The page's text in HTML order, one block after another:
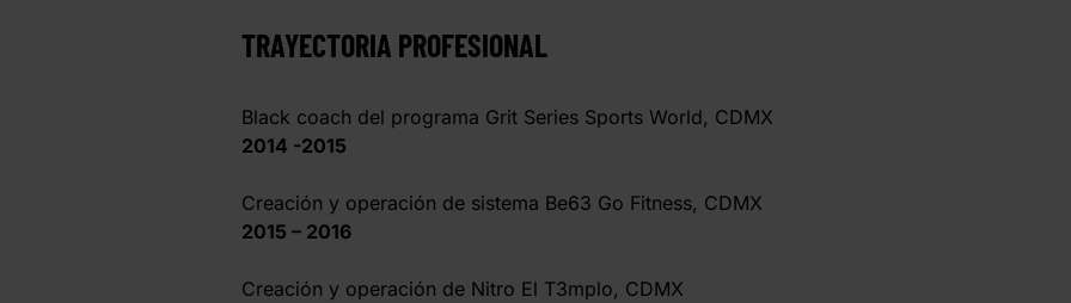
TRAYECTORIA PROFESIONAL
Black coach del programa Grit Series Sports World, CDMX
2014 -2015
Creación y operación de sistema Be63 Go Fitness, CDMX
2015 – 2016
Creación y operación de Nitro El T3mplo, CDMX